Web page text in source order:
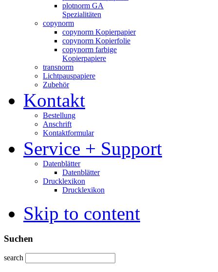
plotnorm GA
Spezialitäten
copynorm
copynorm Kopierpapier
copynorm Kopierfolie
copynorm farbige
Kopierpapiere
transnorm
Lichtpauspapiere
Zubehör
Kontakt
Bestellung
Anschrift
Kontaktformular
Service + Support
Datenblätter
Datenblätter
Drucklexikon
Drucklexikon
Skip to content
Suchen
search